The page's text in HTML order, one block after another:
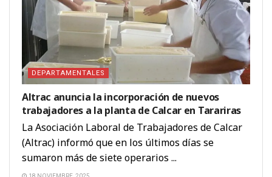
DEPARTAMENTALES
Altrac anuncia la incorporación de nuevos
trabajadores a la planta de Calcar en Tarariras
La Asociación Laboral de Trabajadores de Calcar
(Altrac) informó que en los últimos días se
sumaron más de siete operarios ...